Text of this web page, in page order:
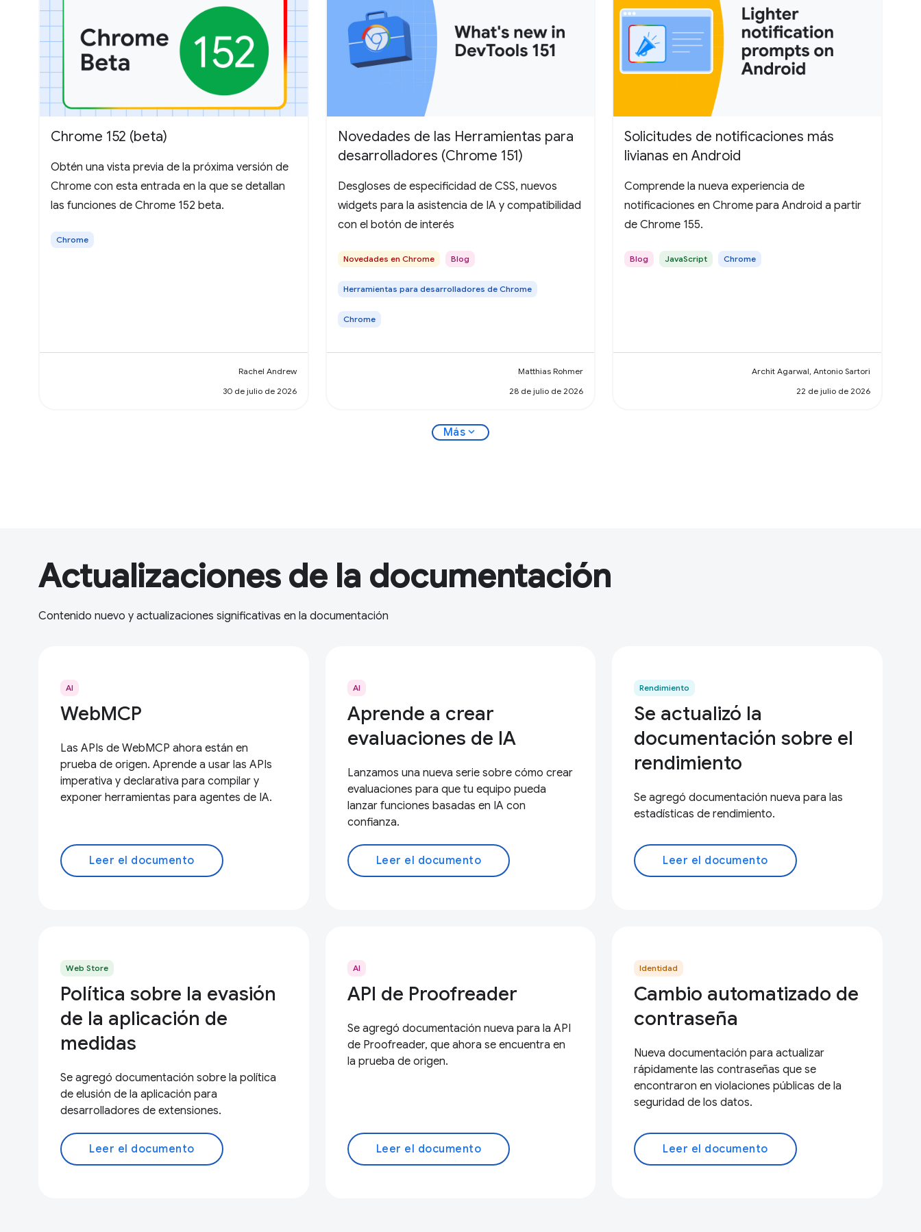
Chrome 152 (beta)
Obtén una vista previa de la próxima versión de
Chrome con esta entrada en la que se detallan
las funciones de Chrome 152 beta.
Chrome
Rachel Andrew
30 de julio de 2026
Novedades de las Herramientas para
desarrolladores (Chrome 151)
Desgloses de especificidad de CSS, nuevos
widgets para la asistencia de IA y compatibilidad
con el botón de interés
Novedades en Chrome Blog
Herramientas para desarrolladores de Chrome
Chrome
Matthias Rohmer
28 de julio de 2026
Solicitudes de notificaciones más
livianas en Android
Comprende la nueva experiencia de
notificaciones en Chrome para Android a partir
de Chrome 155.
Blog JavaScript Chrome
Archit Agarwal, Antonio Sartori
22 de julio de 2026
Más expand_more
Actualizaciones de la documentación
Contenido nuevo y actualizaciones significativas en la documentación
AI
WebMCP
Las APIs de WebMCP ahora están en
prueba de origen. Aprende a usar las APIs
imperativa y declarativa para compilar y
exponer herramientas para agentes de IA.
Leer el documento
AI
Aprende a crear
evaluaciones de IA
Lanzamos una nueva serie sobre cómo crear
evaluaciones para que tu equipo pueda
lanzar funciones basadas en IA con
confianza.
Leer el documento
Rendimiento
Se actualizó la
documentación sobre el
rendimiento
Se agregó documentación nueva para las
estadísticas de rendimiento.
Leer el documento
Web Store
Política sobre la evasión
de la aplicación de
medidas
Se agregó documentación sobre la política
de elusión de la aplicación para
desarrolladores de extensiones.
Leer el documento
AI
API de Proofreader
Se agregó documentación nueva para la API
de Proofreader, que ahora se encuentra en
la prueba de origen.
Leer el documento
Identidad
Cambio automatizado de
contraseña
Nueva documentación para actualizar
rápidamente las contraseñas que se
encontraron en violaciones públicas de la
seguridad de los datos.
Leer el documento